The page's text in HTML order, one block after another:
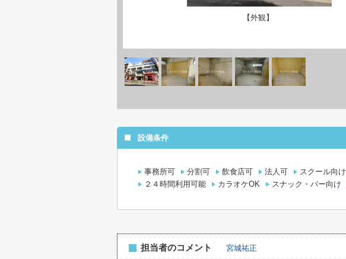
【外観】
設備条件
事務所可 分割可 飲食店可 法人可 スクール向け
２４時間利用可能
カラオケOK スナック・バー向け
担当者のコメント 宮城祐正